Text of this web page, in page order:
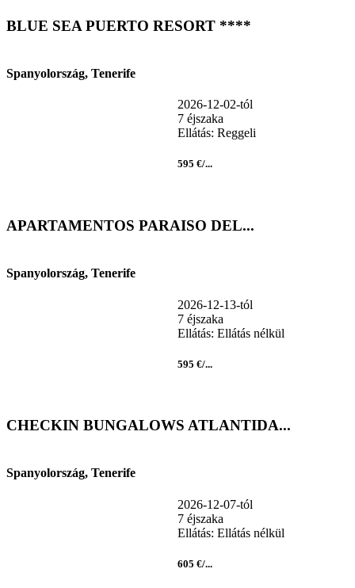
BLUE SEA PUERTO RESORT ****
Spanyolország, Tenerife
2026-12-02-tól
7 éjszaka
Ellátás: Reggeli
595 €/...
APARTAMENTOS PARAISO DEL...
Spanyolország, Tenerife
2026-12-13-tól
7 éjszaka
Ellátás: Ellátás nélkül
595 €/...
CHECKIN BUNGALOWS ATLANTIDA...
Spanyolország, Tenerife
2026-12-07-tól
7 éjszaka
Ellátás: Ellátás nélkül
605 €/...